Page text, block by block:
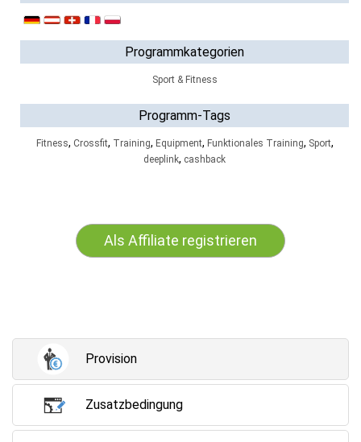
Programmkategorien
Sport & Fitness
Programm-Tags
Fitness, Crossfit, Training, Equipment, Funktionales Training, Sport,
deeplink, cashback
Als Affiliate registrieren
Provision
Zusatzbedingung